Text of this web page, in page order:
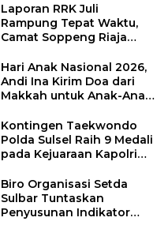
Laporan RRK Juli
Rampung Tepat Waktu,
Camat Soppeng Riaja
dan Kelurahan
Hari Anak Nasional 2026,
Andi Ina Kirim Doa dari
Makkah untuk Anak-Anak
Kontingen Taekwondo
Polda Sulsel Raih 9 Medali
pada Kejuaraan Kapolri
Biro Organisasi Setda
Sulbar Tuntaskan
Penyusunan Indikator